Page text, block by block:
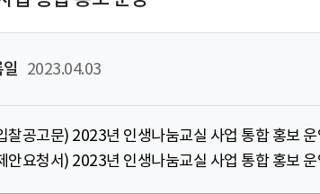
2023.04.03
공고문) 2023년 인생나눔교실 사업 통합 홍보
요청서) 2023년 인생나눔교실 사업 통합 홍보